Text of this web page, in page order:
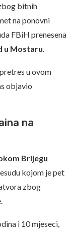
bitnih
na ponovni
FBiH prenesena
u Mostaru.
u ovom
objavio
na
Brijegu
kojom je pet
zbog
i 10 mjeseci,